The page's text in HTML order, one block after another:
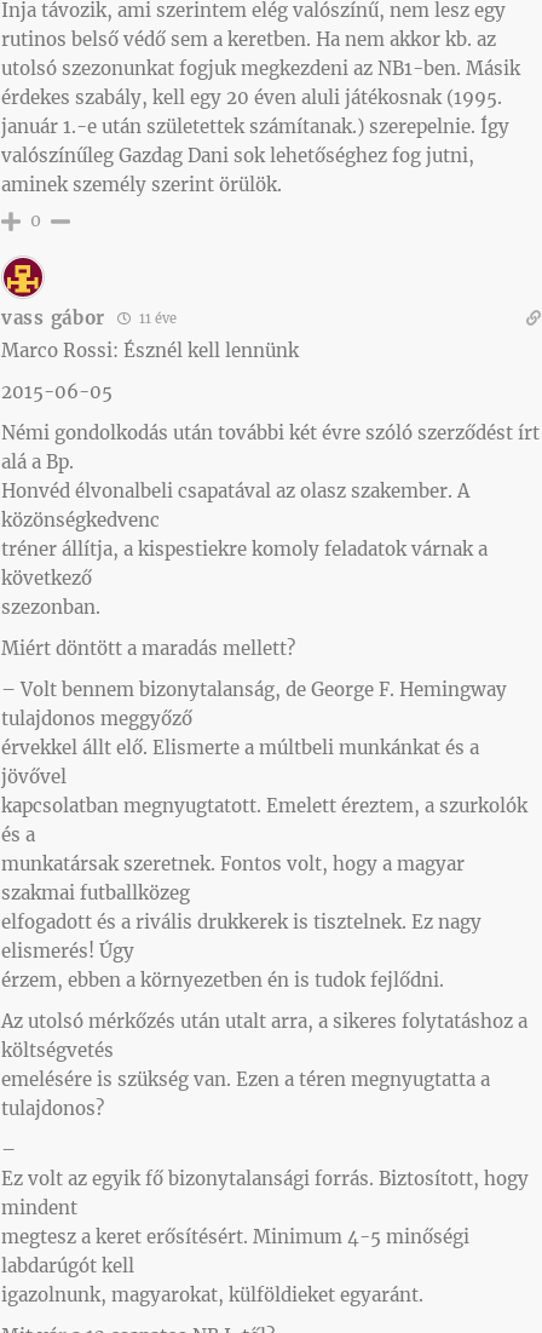
Inja távozik, ami szerintem elég valószínű, nem lesz egy
rutinos belső védő sem a keretben. Ha nem akkor kb. az
utolsó szezonunkat fogjuk megkezdeni az NB1-ben. Másik
érdekes szabály, kell egy 20 éven aluli játékosnak (1995.
január 1.-e után születettek számítanak.) szerepelnie. Így
valószínűleg Gazdag Dani sok lehetőséghez fog jutni,
aminek személy szerint örülök.
0
vass gábor 11 éve
Marco Rossi: Észnél kell lennünk
2015-06-05
Némi gondolkodás után további két évre szóló szerződést írt
alá a Bp.
Honvéd élvonalbeli csapatával az olasz szakember. A
közönségkedvenc
tréner állítja, a kispestiekre komoly feladatok várnak a
következő
szezonban.
Miért döntött a maradás mellett?
– Volt bennem bizonytalanság, de George F. Hemingway
tulajdonos meggyőző
érvekkel állt elő. Elismerte a múltbeli munkánkat és a
jövővel
kapcsolatban megnyugtatott. Emelett éreztem, a szurkolók
és a
munkatársak szeretnek. Fontos volt, hogy a magyar
szakmai futballközeg
elfogadott és a rivális drukkerek is tisztelnek. Ez nagy
elismerés! Úgy
érzem, ebben a környezetben én is tudok fejlődni.
Az utolsó mérkőzés után utalt arra, a sikeres folytatáshoz a
költségvetés
emelésére is szükség van. Ezen a téren megnyugtatta a
tulajdonos?
–
Ez volt az egyik fő bizonytalansági forrás. Biztosított, hogy
mindent
megtesz a keret erősítésért. Minimum 4-5 minőségi
labdarúgót kell
igazolnunk, magyarokat, külföldieket egyaránt.